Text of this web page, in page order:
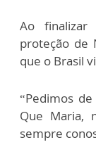
Ao
proteção de
que o Brasil
“Pedimos
Que Maria,
sempre